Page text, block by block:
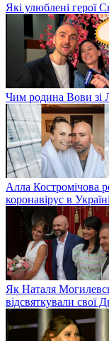
Які улюблені герої
Чим родина Вови зі
Алла Костромічова
коронавірус в Україні
Як Наталя
відсвяткували свої